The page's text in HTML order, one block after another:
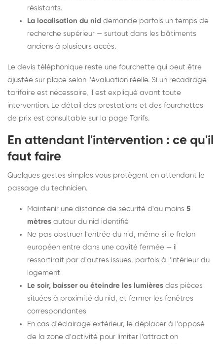
résistants.
La localisation du nid demande parfois un temps de
recherche supérieur — surtout dans les bâtiments
anciens à plusieurs accès.
Le devis téléphonique reste une fourchette qui peut être
ajustée sur place selon l'évaluation réelle. Si un recadrage
tarifaire est nécessaire, il est expliqué avant toute
intervention. Le détail des prestations et des fourchettes
de prix est consultable sur la page Tarifs.
En attendant l'intervention : ce qu'il
faut faire
Quelques gestes simples vous protègent en attendant le
passage du technicien.
Maintenir une distance de sécurité d'au moins 5
mètres autour du nid identifié
Ne pas obstruer l'entrée du nid, même si le frelon
européen entre dans une cavité fermée — il
ressortirait par d'autres issues, parfois à l'intérieur du
logement
Le soir, baisser ou éteindre les lumières des pièces
situées à proximité du nid, et fermer les fenêtres
correspondantes
En cas d'éclairage extérieur, le déplacer à l'opposé
de la zone d'activité pour limiter l'attraction